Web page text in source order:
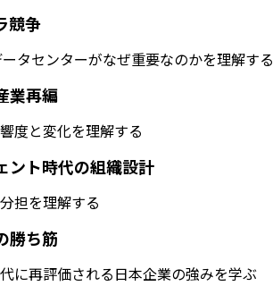
競争
タセンターがなぜ重要なのかを理解する
業再編
度と変化を理解する
ント時代の組織設計
担を理解する
勝ち筋
に再評価される日本企業の強みを学ぶ